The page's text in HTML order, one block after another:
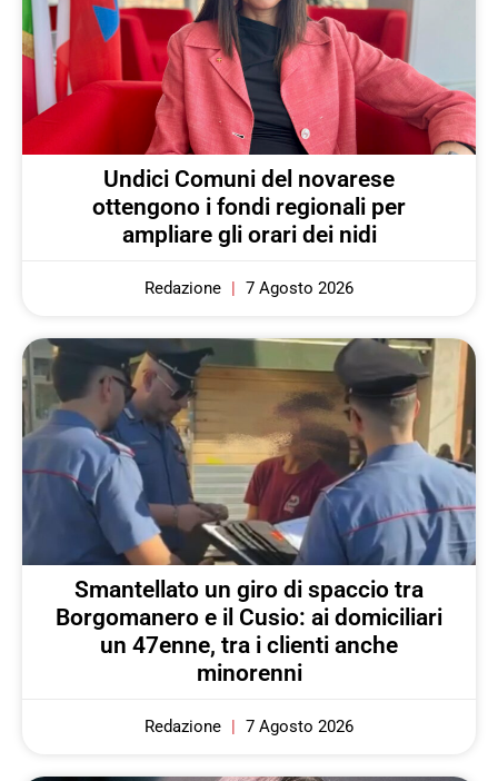
Undici Comuni del novarese
ottengono i fondi regionali per
ampliare gli orari dei nidi
Redazione 7 Agosto 2026
Smantellato un giro di spaccio tra
Borgomanero e il Cusio: ai domiciliari
un 47enne, tra i clienti anche
minorenni
Redazione 7 Agosto 2026